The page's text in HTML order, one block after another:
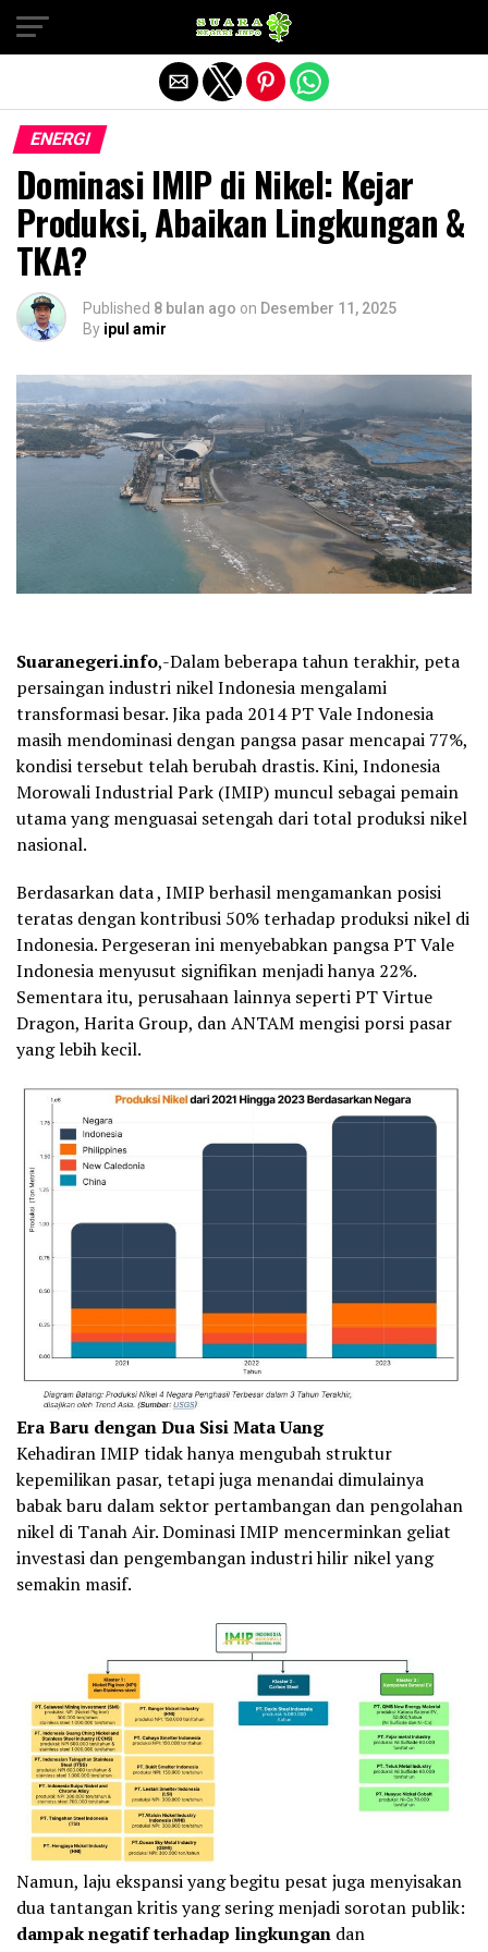
ENERGI
Dominasi IMIP di Nikel: Kejar
Produksi, Abaikan Lingkungan &
TKA?
Published 8 bulan ago on Desember 11, 2025
By ipul amir
Suaranegeri.info,-Dalam beberapa tahun terakhir, peta
persaingan industri nikel Indonesia mengalami
transformasi besar. Jika pada 2014 PT Vale Indonesia
masih mendominasi dengan pangsa pasar mencapai 77%,
kondisi tersebut telah berubah drastis. Kini, Indonesia
Morowali Industrial Park (IMIP) muncul sebagai pemain
utama yang menguasai setengah dari total produksi nikel
nasional.
Berdasarkan data , IMIP berhasil mengamankan posisi
teratas dengan kontribusi 50% terhadap produksi nikel di
Indonesia. Pergeseran ini menyebabkan pangsa PT Vale
Indonesia menyusut signifikan menjadi hanya 22%.
Sementara itu, perusahaan lainnya seperti PT Virtue
Dragon, Harita Group, dan ANTAM mengisi porsi pasar
yang lebih kecil.
Era Baru dengan Dua Sisi Mata Uang
Kehadiran IMIP tidak hanya mengubah struktur
kepemilikan pasar, tetapi juga menandai dimulainya
babak baru dalam sektor pertambangan dan pengolahan
nikel di Tanah Air. Dominasi IMIP mencerminkan geliat
investasi dan pengembangan industri hilir nikel yang
semakin masif.
Namun, laju ekspansi yang begitu pesat juga menyisakan
dua tantangan kritis yang sering menjadi sorotan publik:
dampak negatif terhadap lingkungan dan
Exit mobile version